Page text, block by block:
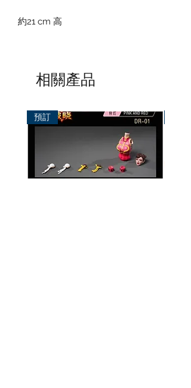
約21 cm 高
相關產品
預訂